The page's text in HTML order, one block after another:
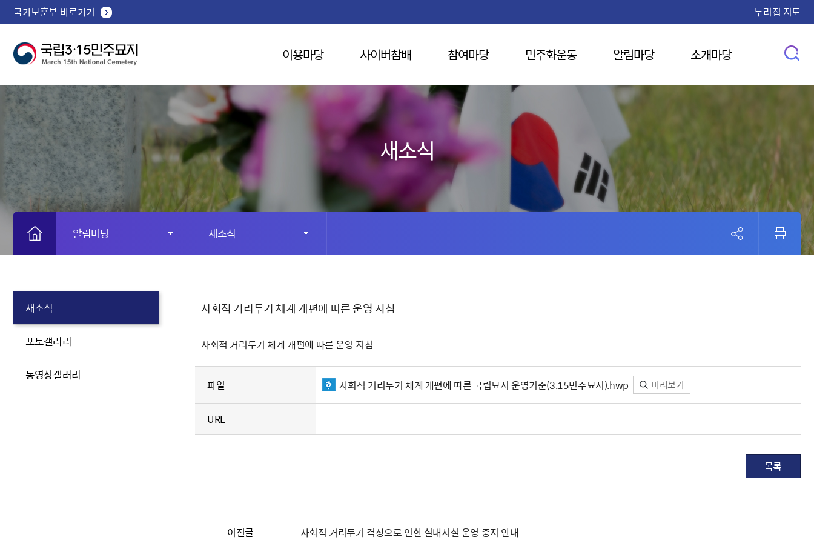
국가보훈부 바로가기 누리집 지도
이용마당 사이버참배 참여마당 민주화운동 알림마당 소개마당
새소식
알림마당 새소식
새소식
포토갤러리
동영상갤러리
사회적 거리두기 체계 개편에 따른 운영 지침
사회적 거리두기 체계 개편에 따른 운영 지침
파일 사회적 거리두기 체계 개편에 따른 국립묘지 운영기준(3.15민주묘지).hwp 미리보기
URL
목록
이전글 사회적 거리두기 격상으로 인한 실내시설 운영 중지 안내